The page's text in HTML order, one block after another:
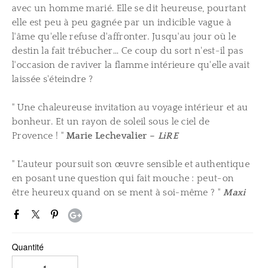
avec un homme marié. Elle se dit heureuse, pourtant
elle est peu à peu gagnée par un indicible vague à
l'âme qu'elle refuse d'affronter. Jusqu'au jour où le
destin la fait trébucher... Ce coup du sort n'est-il pas
l'occasion de raviver la flamme intérieure qu'elle avait
laissée s'éteindre ?
" Une chaleureuse invitation au voyage intérieur et au
bonheur. Et un rayon de soleil sous le ciel de
Provence ! "Marie Lechevalier – LiRE
" L'auteur poursuit son œuvre sensible et authentique
en posant une question qui fait mouche : peut-on
être heureux quand on se ment à soi-même ? "Maxi
Quantité